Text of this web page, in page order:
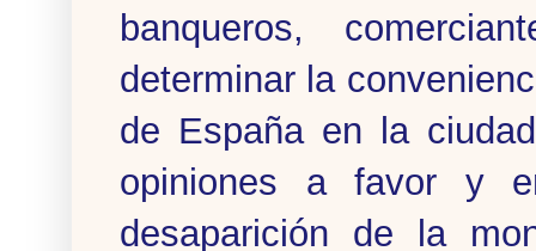
banqueros,
determinar la
de España en la
opiniones a favor y
desaparición de la